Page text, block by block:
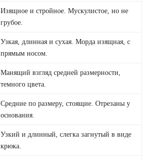
Изящное и стройное. Мускулистое, но не
грубое.
Узкая, длинная и сухая. Морда изящная, с
прямым носом.
Манящий взгляд средней размерности,
темного цвета.
Средние по размеру, стоящие. Отрезаны у
основания.
Узкий и длинный, слегка загнутый в виде
крюка.